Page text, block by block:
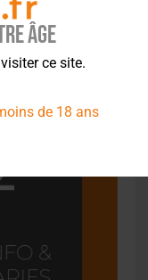
âge
ce site.
de 18 ans
bière belge